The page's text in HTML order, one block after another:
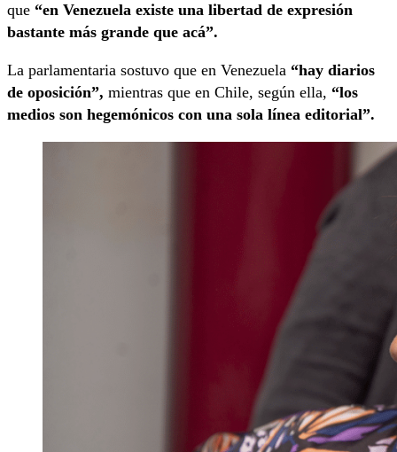
que “en Venezuela existe una libertad de expresión
bastante más grande que acá”.
La parlamentaria sostuvo que en Venezuela “hay diarios
de oposición”, mientras que en Chile, según ella, “los
medios son hegemónicos con una sola línea editorial”.